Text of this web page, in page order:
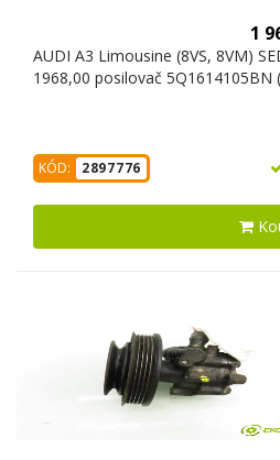
1
AUDI A3 Limousine (8VS, 8VM)
1968,00 posilovač 5Q1614105BN
KÓD: 2897776